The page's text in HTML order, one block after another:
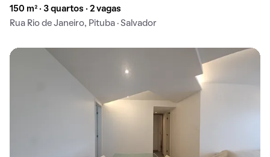
150 m² · 3 quartos · 2 vagas
Rua Rio de Janeiro, Pituba · Salvador